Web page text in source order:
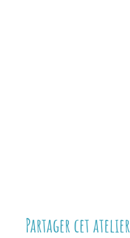
Partager cet atelier